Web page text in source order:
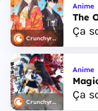
Crunchyroll
Anime
The
Ça
Crunchyroll
Anime
Ça